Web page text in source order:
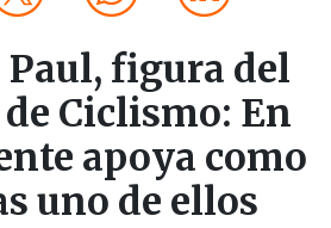
figura del
Ciclismo: En
apoya como
uno de ellos